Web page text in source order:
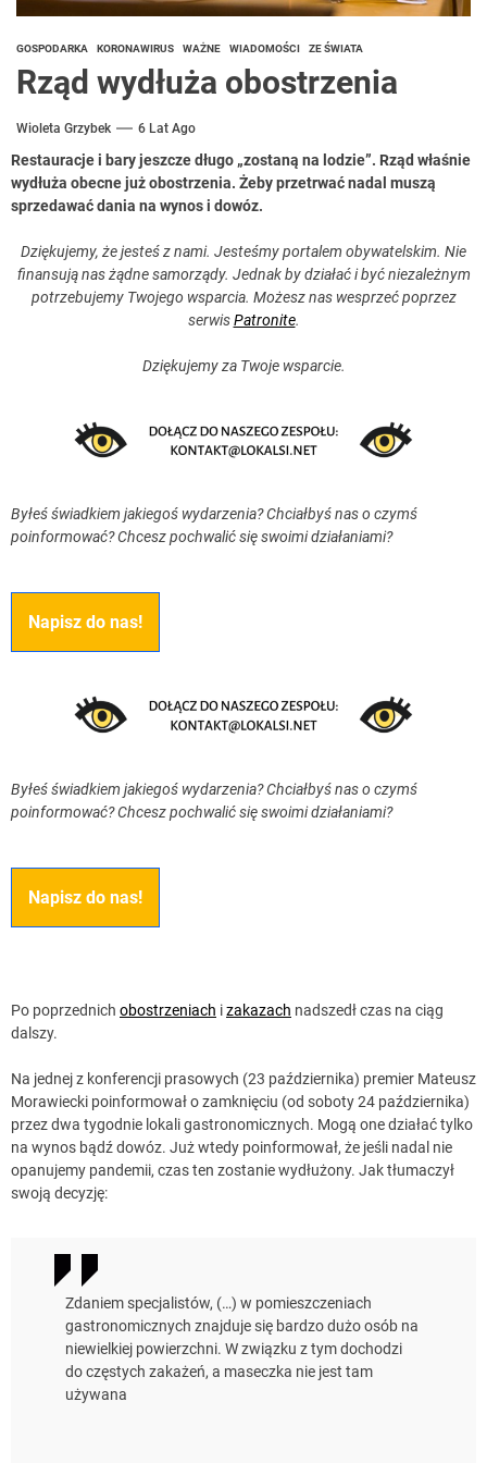
GOSPODARKA KORONAWIRUS WAŻNE WIADOMOŚCI ZE ŚWIATA
Rząd wydłuża obostrzenia
Wioleta Grzybek 6 Lat Ago
Restauracje i bary jeszcze długo „zostaną na lodzie”. Rząd właśnie
wydłuża obecne już obostrzenia. Żeby przetrwać nadal muszą
sprzedawać dania na wynos i dowóz.
Dziękujemy, że jesteś z nami. Jesteśmy portalem obywatelskim. Nie
finansują nas żądne samorządy. Jednak by działać i być niezależnym
potrzebujemy Twojego wsparcia. Możesz nas wesprzeć poprzez
serwisPatronite.
Dziękujemy za Twoje wsparcie.
Byłeś świadkiem jakiegoś wydarzenia? Chciałbyś nas o czymś
poinformować? Chcesz pochwalić się swoimi działaniami?
Napisz do nas!
Byłeś świadkiem jakiegoś wydarzenia? Chciałbyś nas o czymś
poinformować? Chcesz pochwalić się swoimi działaniami?
Napisz do nas!
Po poprzednich obostrzeniach izakazach nadszedł czas na ciąg
dalszy.
Na jednej z konferencji prasowych (23 października) premier Mateusz
Morawiecki poinformował o zamknięciu (od soboty 24 października)
przez dwa tygodnie lokali gastronomicznych. Mogą one działać tylko
na wynos bądź dowóz. Już wtedy poinformował, że jeśli nadal nie
opanujemy pandemii, czas ten zostanie wydłużony. Jak tłumaczył
swoją decyzję:
Zdaniem specjalistów, (…) w pomieszczeniach
gastronomicznych znajduje się bardzo dużo osób na
niewielkiej powierzchni. W związku z tym dochodzi
do częstych zakażeń, a maseczka nie jest tam
używana